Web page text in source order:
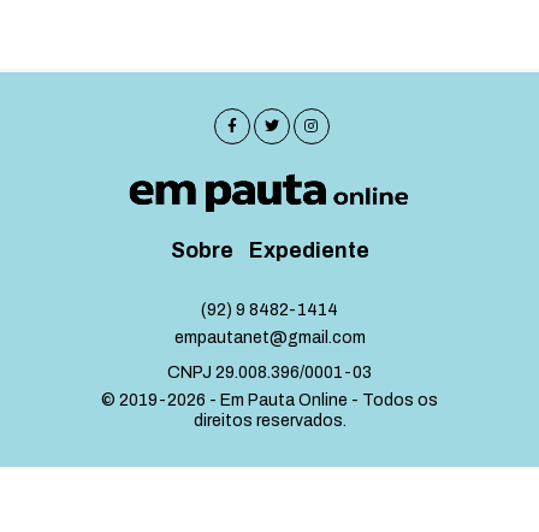
Sobre Expediente
(92) 9 8482-1414
empautanet@gmail.com
CNPJ 29.008.396/0001-03
© 2019-2026 - Em Pauta Online - Todos os
direitos reservados.